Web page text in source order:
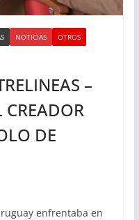
NOTICIAS
OTROS
–
CREADOR
DE
enfrentaba en